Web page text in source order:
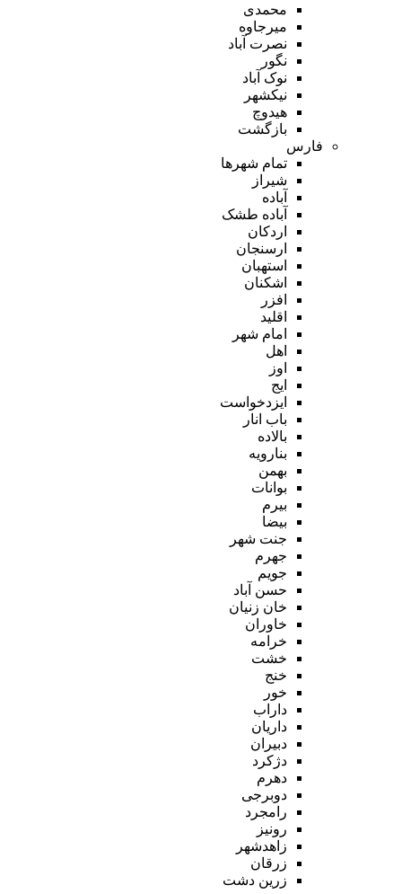
محمدی
میرجاوه
نصرت آباد
نگور
نوک آباد
نیکشهر
هیدوچ
بازگشت
فارس
تمام شهر‌ها
شیراز
آباده
آباده طشک
اردکان
ارسنجان
استهبان
اشکنان
افزر
اقلید
امام شهر
اهل
اوز
ایج
ایزدخواست
باب انار
بالاده
بنارویه
بهمن
بوانات
بیرم
بیضا
جنت شهر
جهرم
جویم
حسن آباد
خان زنیان
خاوران
خرامه
خشت
خنج
خور
داراب
داریان
دبیران
دژکرد
دهرم
دوبرجی
رامجرد
رونیز
زاهدشهر
زرقان
زرین دشت